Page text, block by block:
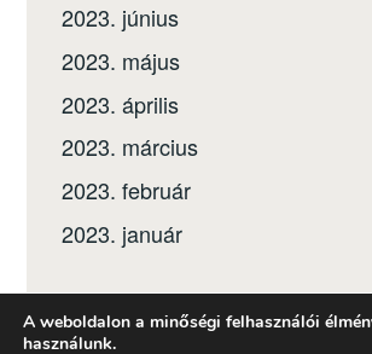
2023. június
2023. május
2023. április
2023. március
2023. február
2023. január
A weboldalon a minőségi felhasználói
használunk.